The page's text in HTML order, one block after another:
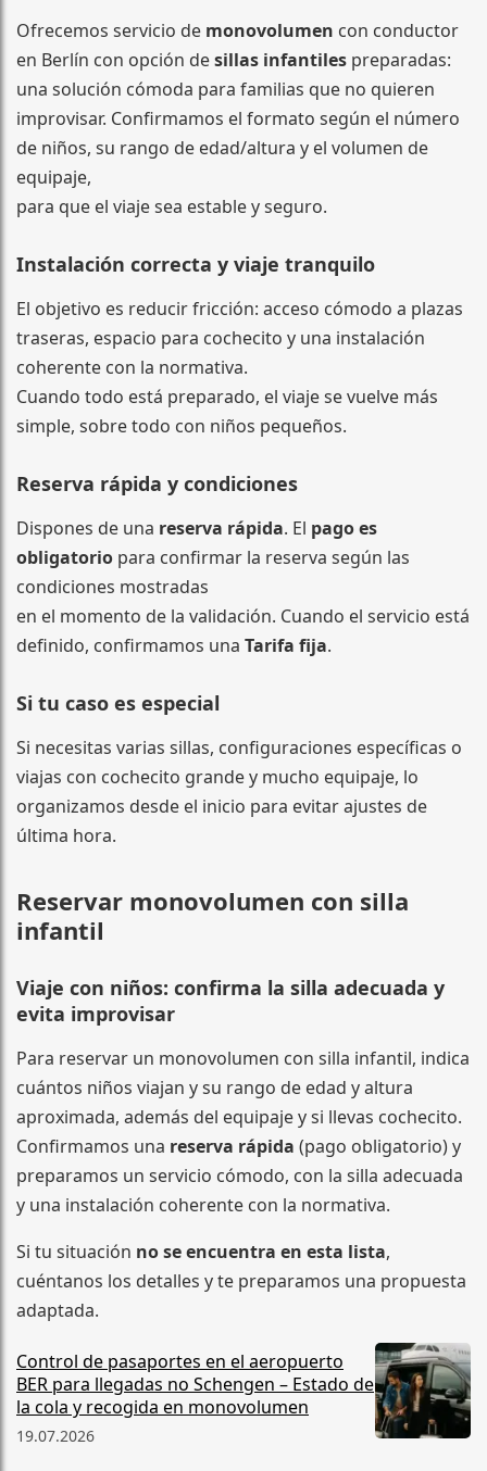
Ofrecemos servicio de monovolumen con conductor
en Berlín con opción desillas infantiles preparadas:
una solución cómoda para familias que no quieren
improvisar. Confirmamos el formato según el número
de niños, su rango de edad/altura y el volumen de
equipaje,
para que el viaje sea estable y seguro.
Instalación correcta y viaje tranquilo
El objetivo es reducir fricción: acceso cómodo a plazas
traseras, espacio para cochecito y una instalación
coherente con la normativa.
Cuando todo está preparado, el viaje se vuelve más
simple, sobre todo con niños pequeños.
Reserva rápida y condiciones
Dispones de una reserva rápida. El pago es
obligatorio para confirmar la reserva según las
condiciones mostradas
en el momento de la validación. Cuando el servicio está
definido, confirmamos una Tarifa fija.
Si tu caso es especial
Si necesitas varias sillas, configuraciones específicas o
viajas con cochecito grande y mucho equipaje, lo
organizamos desde el inicio para evitar ajustes de
última hora.
Reservar monovolumen con silla
infantil
Viaje con niños: confirma la silla adecuada y
evita improvisar
Para reservar un monovolumen con silla infantil, indica
cuántos niños viajan y su rango de edad y altura
aproximada, además del equipaje y si llevas cochecito.
Confirmamos una reserva rápida (pago obligatorio) y
preparamos un servicio cómodo, con la silla adecuada
y una instalación coherente con la normativa.
Si tu situación no se encuentra en esta lista,
cuéntanos los detalles y te preparamos una propuesta
adaptada.
Control de pasaportes en el aeropuerto
BER para llegadas no Schengen – Estado de
la cola y recogida en monovolumen
19.07.2026